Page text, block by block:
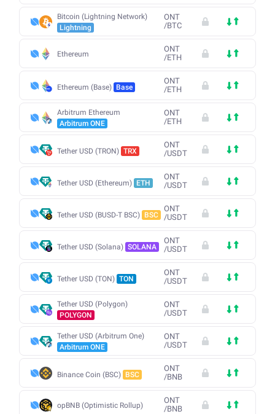
Bitcoin (Lightning Network)
Lightning
ONT
/BTC
Ethereum
ONT
/ETH
Ethereum (Base) Base
ONT
/ETH
Arbitrum Ethereum
Arbitrum ONE
ONT
/ETH
Tether USD (TRON) TRX
ONT
/USDT
Tether USD (Ethereum) ETH
ONT
/USDT
Tether USD (BUSD-T BSC) BSC
ONT
/USDT
Tether USD (Solana) SOLANA
ONT
/USDT
Tether USD (TON) TON
ONT
/USDT
Tether USD (Polygon)
POLYGON
ONT
/USDT
Tether USD (Arbitrum One)
Arbitrum ONE
ONT
/USDT
Binance Coin (BSC) BSC
ONT
/BNB
opBNB (Optimistic Rollup)
ONT
/BNB